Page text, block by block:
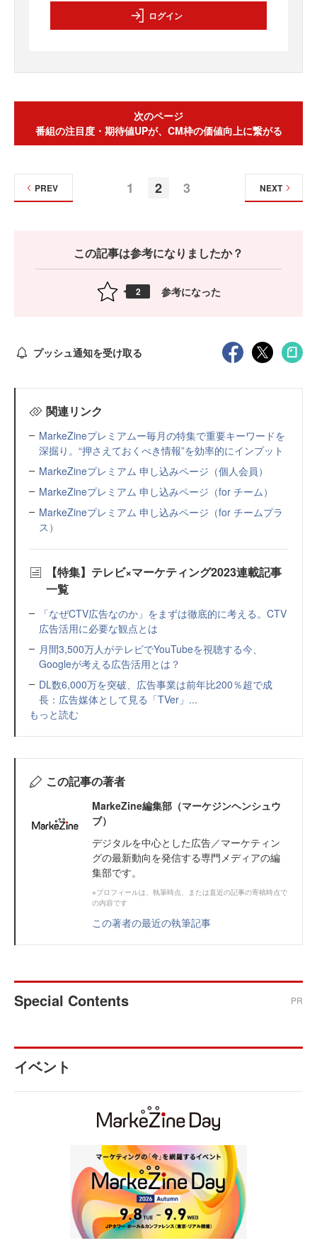
ログイン
次のページ
番組の注目度・期待値UPが、CM枠の価値向上に繋がる
1 2 3
PREV NEXT
この記事は参考になりましたか？
2 参考になった
プッシュ通知を受け取る
関連リンク
MarkeZineプレミアムー毎月の特集で重要キーワードを
深掘り。“押さえておくべき情報”を効率的にインプット
MarkeZineプレミアム 申し込みページ（個人会員）
MarkeZineプレミアム 申し込みページ（for チーム）
MarkeZineプレミアム 申し込みページ（for チームプラ
ス）
【特集】テレビ×マーケティング2023連載記事
一覧
「なぜCTV広告なのか」をまずは徹底的に考える。CTV
広告活用に必要な観点とは
月間3,500万人がテレビでYouTubeを視聴する今、
Googleが考える広告活用とは？
DL数6,000万を突破、広告事業は前年比200％超で成
長：広告媒体として見る「TVer」...
もっと読む
この記事の著者
MarkeZine編集部（マーケジンヘンシュウ
ブ）
デジタルを中心とした広告／マーケティン
グの最新動向を発信する専門メディアの編
集部です。
※プロフィールは、執筆時点、または直近の記事の寄稿時点で
の内容です
この著者の最近の執筆記事
Special Contents PR
イベント